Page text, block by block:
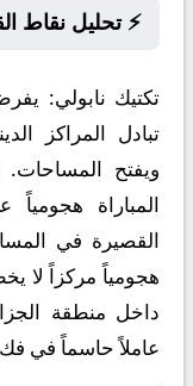
⚡ تحليل نقاط
تكتيك نابولي:
تبادل المراكز
ويفتح
المباراة هجومياً
القصيرة في
هجومياً مركزاً لا
داخل منطقة
عاملاً حاسماً في